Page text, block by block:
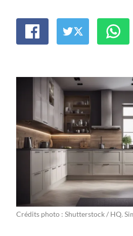
Crédits photo : Shutterstock / HQ.